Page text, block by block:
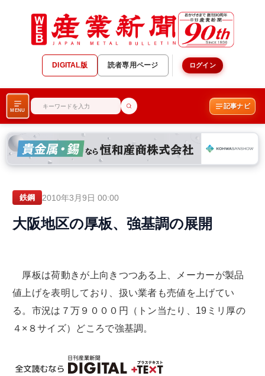
DIGITAL版 読者専用ページ ログイン
MENU
記事ナビ
鉄鋼 2010年3月9日 00:00
大阪地区の厚板、強基調の展開
厚板は荷動きが上向きつつある上、メーカーが製品
値上げを表明しており、扱い業者も売値を上げてい
る。市況は７万９０００円（トン当たり、19ミリ厚の
４×８サイズ）どころで強基調。